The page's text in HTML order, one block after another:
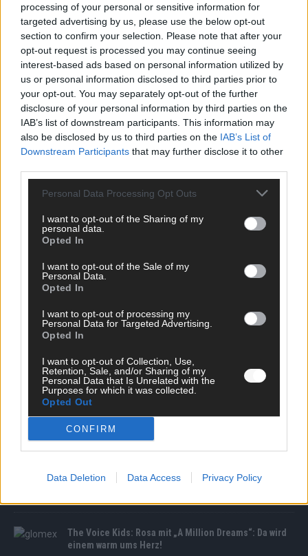
processing of your personal or sensitive information for
targeted advertising by us, please use the below opt-out
section to confirm your selection. Please note that after your
opt-out request is processed you may continue seeing
interest-based ads based on personal information utilized by
us or personal information disclosed to third parties prior to
your opt-out. You may separately opt-out of the further
disclosure of your personal information by third parties on the
IAB’s list of downstream participants. This information may
also be disclosed by us to third parties on the IAB’s List of
Downstream Participants that may further disclose it to other
Personal Data Processing Opt Outs
I want to opt-out of the Sharing of my
personal data.
Opted In
I want to opt-out of the Sale of my
Personal Data.
Opted In
I want to opt-out of processing my
Personal Data for Targeted Advertising.
Opted In
I want to opt-out of Collection, Use,
Retention, Sale, and/or Sharing of my
Personal Data that Is Unrelated with the
Purposes for which it was collected.
Opted Out
CONFIRM
Data Deletion Data Access Privacy Policy
E-Mail
AD
MEDIATHEK
BRABUS 700 feiert Weltpremiere: Luxus-Power in
Pebble Beach enthüllt
The Voice Kids: Rosa mit „A Million Dreams“: Da wird
einem warm ums Herz!